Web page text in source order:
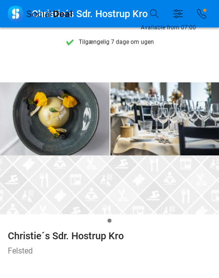
Tilgængelig 7 dage om ugen
10+ millioner medlemmer
Tilgængelig 7 dage om ugen
10+ millioner medlemmer
Available from 07:00
 Christie´s Sdr. Hostrup Kro
Christie´s Sdr. Hostrup Kro
Felsted